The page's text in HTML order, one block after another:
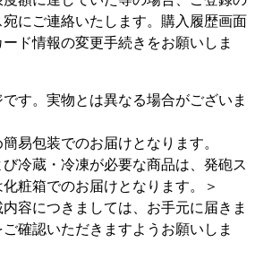
にご連絡いたします。購入履歴画面
ド情報の変更手続きをお願いしま
す。実物とは異なる場合がございま
易包装でのお届けとなります。
冷蔵・冷凍が必要な商品は、発砲ス
粧箱でのお届けとなります。＞
容につきましては、お手元に届きま
確認いただきますようお願いしま